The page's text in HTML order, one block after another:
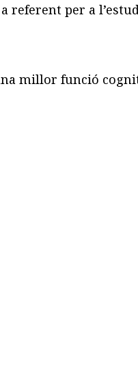
referent per a
millor funció